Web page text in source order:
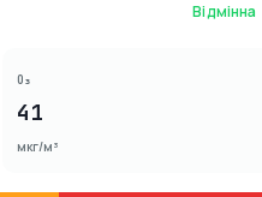
Відмінна
O₃
41
мкг/м³